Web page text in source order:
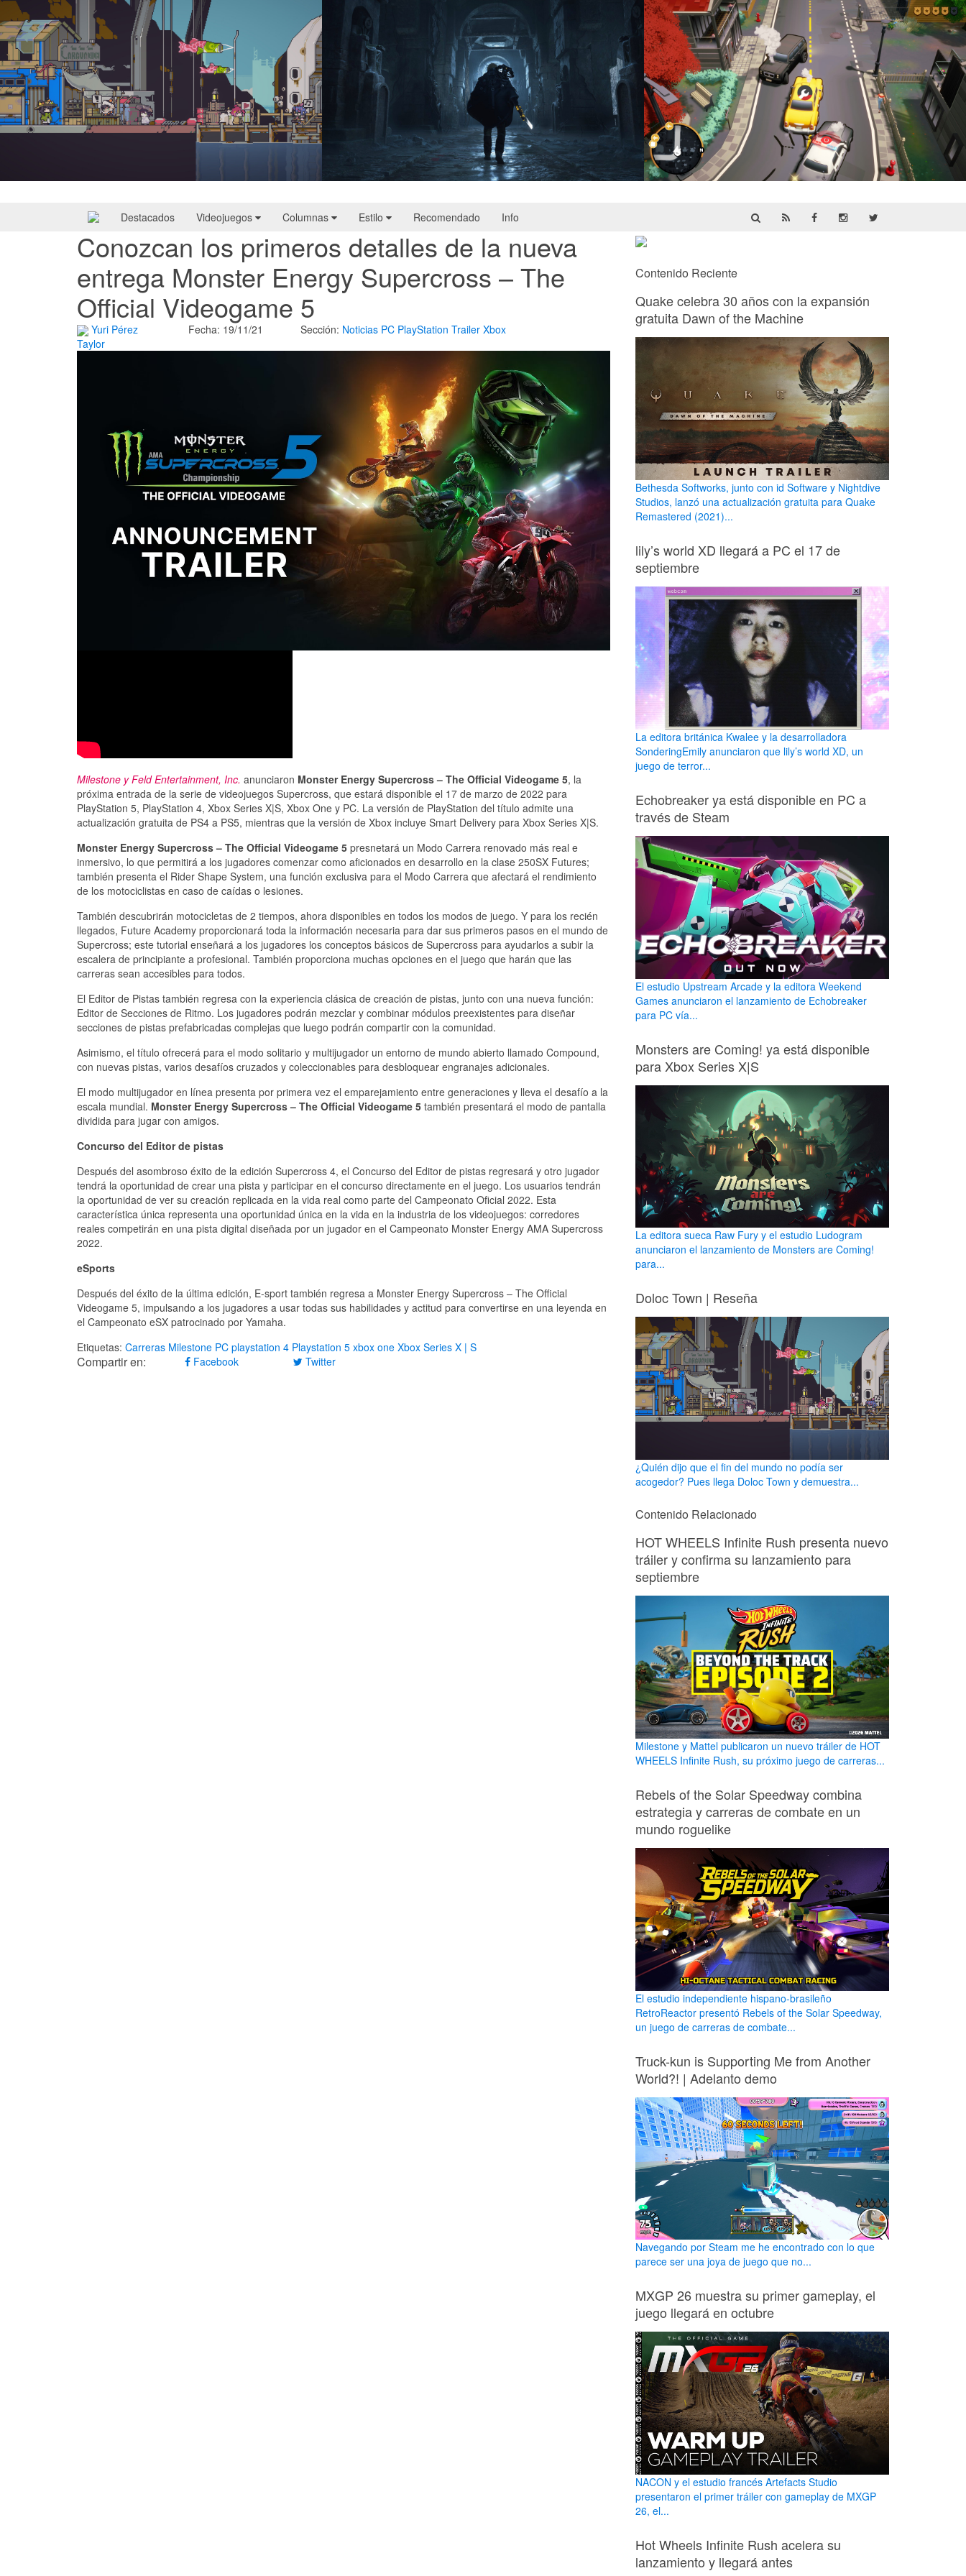
Destacados Videojuegos Columnas Estilo Recomendado Info
Conozcan los primeros detalles de la nueva
entrega Monster Energy Supercross – The
Official Videogame 5
Yuri Pérez
Taylor
Fecha: 19/11/21 Sección: Noticias PC PlayStation Trailer Xbox
Milestone y Feld Entertainment, Inc. anunciaron Monster Energy Supercross – The Official Videogame 5, la
próxima entrada de la serie de videojuegos Supercross, que estará disponible el 17 de marzo de 2022 para
PlayStation 5, PlayStation 4, Xbox Series X|S, Xbox One y PC. La versión de PlayStation del título admite una
actualización gratuita de PS4 a PS5, mientras que la versión de Xbox incluye Smart Delivery para Xbox Series X|S.
Monster Energy Supercross – The Official Videogame 5 presnetará un Modo Carrera renovado más real e
inmersivo, lo que permitirá a los jugadores comenzar como aficionados en desarrollo en la clase 250SX Futures;
también presenta el Rider Shape System, una función exclusiva para el Modo Carrera que afectará el rendimiento
de los motociclistas en caso de caídas o lesiones.
También descubrirán motocicletas de 2 tiempos, ahora disponibles en todos los modos de juego. Y para los recién
llegados, Future Academy proporcionará toda la información necesaria para dar sus primeros pasos en el mundo de
Supercross; este tutorial enseñará a los jugadores los conceptos básicos de Supercross para ayudarlos a subir la
escalera de principiante a profesional. También proporciona muchas opciones en el juego que harán que las
carreras sean accesibles para todos.
El Editor de Pistas también regresa con la experiencia clásica de creación de pistas, junto con una nueva función:
Editor de Secciones de Ritmo. Los jugadores podrán mezclar y combinar módulos preexistentes para diseñar
secciones de pistas prefabricadas complejas que luego podrán compartir con la comunidad.
Asimismo, el título ofrecerá para el modo solitario y multijugador un entorno de mundo abierto llamado Compound,
con nuevas pistas, varios desafíos cruzados y coleccionables para desbloquear engranajes adicionales.
El modo multijugador en línea presenta por primera vez el emparejamiento entre generaciones y lleva el desafío a la
escala mundial. Monster Energy Supercross – The Official Videogame 5 también presentará el modo de pantalla
dividida para jugar con amigos.
Concurso del Editor de pistas
Después del asombroso éxito de la edición Supercross 4, el Concurso del Editor de pistas regresará y otro jugador
tendrá la oportunidad de crear una pista y participar en el concurso directamente en el juego. Los usuarios tendrán
la oportunidad de ver su creación replicada en la vida real como parte del Campeonato Oficial 2022. Esta
característica única representa una oportunidad única en la vida en la industria de los videojuegos: corredores
reales competirán en una pista digital diseñada por un jugador en el Campeonato Monster Energy AMA Supercross
2022.
eSports
Después del éxito de la última edición, E-sport también regresa a Monster Energy Supercross – The Official
Videogame 5, impulsando a los jugadores a usar todas sus habilidades y actitud para convertirse en una leyenda en
el Campeonato eSX patrocinado por Yamaha.
Etiquetas: Carreras Milestone PC playstation 4 Playstation 5 xbox one Xbox Series X | S
Compartir en: Facebook Twitter
Contenido Reciente
Quake celebra 30 años con la expansión
gratuita Dawn of the Machine
Bethesda Softworks, junto con id Software y Nightdive
Studios, lanzó una actualización gratuita para Quake
Remastered (2021)...
lily’s world XD llegará a PC el 17 de
septiembre
La editora británica Kwalee y la desarrolladora
SonderingEmily anunciaron que lily’s world XD, un
juego de terror...
Echobreaker ya está disponible en PC a
través de Steam
El estudio Upstream Arcade y la editora Weekend
Games anunciaron el lanzamiento de Echobreaker
para PC vía...
Monsters are Coming! ya está disponible
para Xbox Series X|S
La editora sueca Raw Fury y el estudio Ludogram
anunciaron el lanzamiento de Monsters are Coming!
para...
Doloc Town | Reseña
¿Quién dijo que el fin del mundo no podía ser
acogedor? Pues llega Doloc Town y demuestra...
Contenido Relacionado
HOT WHEELS Infinite Rush presenta nuevo
tráiler y confirma su lanzamiento para
septiembre
Milestone y Mattel publicaron un nuevo tráiler de HOT
WHEELS Infinite Rush, su próximo juego de carreras...
Rebels of the Solar Speedway combina
estrategia y carreras de combate en un
mundo roguelike
El estudio independiente hispano-brasileño
RetroReactor presentó Rebels of the Solar Speedway,
un juego de carreras de combate...
Truck-kun is Supporting Me from Another
World?! | Adelanto demo
Navegando por Steam me he encontrado con lo que
parece ser una joya de juego que no...
MXGP 26 muestra su primer gameplay, el
juego llegará en octubre
NACON y el estudio francés Artefacts Studio
presentaron el primer tráiler con gameplay de MXGP
26, el...
Hot Wheels Infinite Rush acelera su
lanzamiento y llegará antes